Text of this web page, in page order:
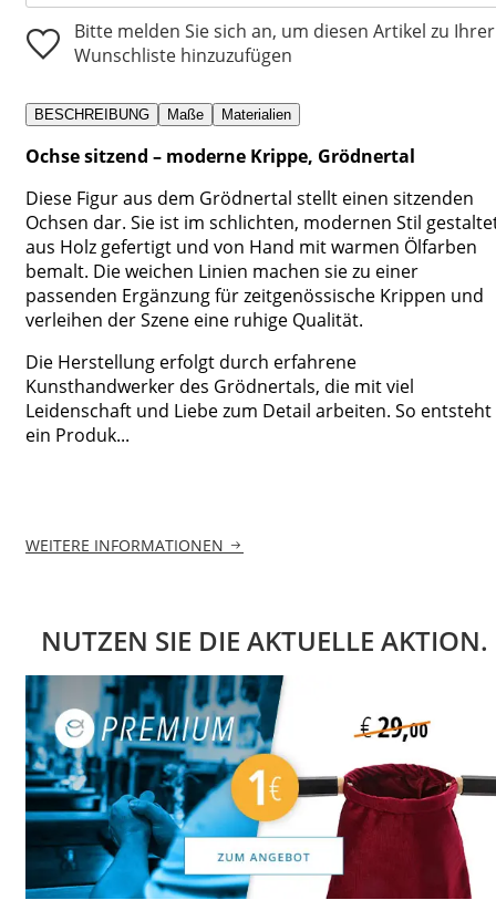
Bitte melden Sie sich an, um diesen Artikel zu Ihrer
Wunschliste hinzuzufügen
BESCHREIBUNG Maße Materialien
Ochse sitzend – moderne Krippe, Grödnertal
Diese Figur aus dem Grödnertal stellt einen sitzenden
Ochsen dar. Sie ist im schlichten, modernen Stil
aus Holz gefertigt und von Hand mit warmen Ölfarben
bemalt. Die weichen Linien machen sie zu einer
passenden Ergänzung für zeitgenössische Krippen und
verleihen der Szene eine ruhige Qualität.
Die Herstellung erfolgt durch erfahrene
Kunsthandwerker des Grödnertals, die mit viel
Leidenschaft und Liebe zum Detail arbeiten. So entsteht
ein Produk...
WEITERE INFORMATIONEN
NUTZEN SIE DIE AKTUELLE AKTION.